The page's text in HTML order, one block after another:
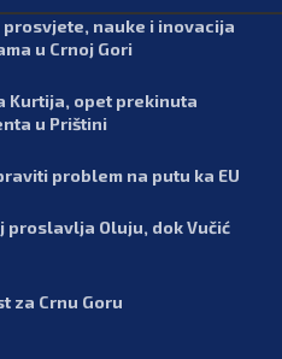
nauke i inovacija
u Crnoj Gori
Kurtija, opet prekinuta
u Prištini
problem na putu ka EU
proslavlja Oluju, dok Vučić
za Crnu Goru